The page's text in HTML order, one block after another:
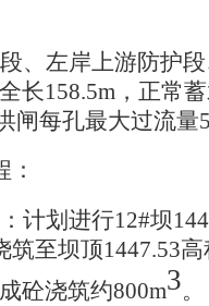
、左岸上游防护段
长158.5m，正常
闸每孔最大过流量
计划进行12#坝
至坝顶1447.53
砼浇筑约800m3。